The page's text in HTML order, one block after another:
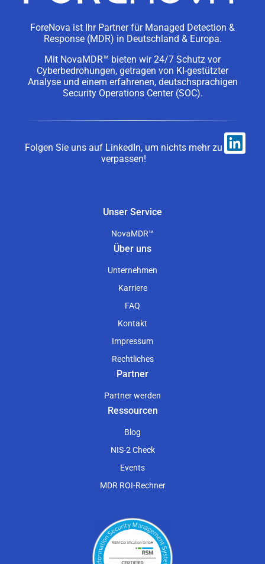
ForeNova ist Ihr Partner für Managed Detection &
Response (MDR) in Deutschland & Europa.
Mit NovaMDR™ bieten wir 24/7 Schutz vor
Cyberbedrohungen, getragen von KI-gestützter
Analyse und einem erfahrenen, deutschsprachigen
Security Operations Center (SOC).
Folgen Sie uns auf LinkedIn, um nichts mehr zu
verpassen!
Unser Service
NovaMDR™
Über uns
Unternehmen
Karriere
FAQ
Kontakt
Impressum
Rechtliches
Partner
Partner werden
Ressourcen
Blog
NIS-2 Check
Events
MDR ROI-Rechner